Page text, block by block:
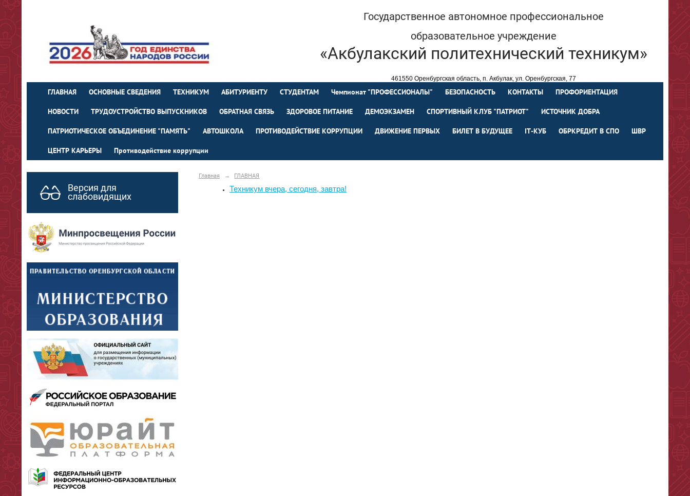
Государственное автономное профессиональное
образовательное учреждение
«Акбулакский политехнический техникум»
461550 Оренбургская область, п. Акбулак, ул. Оренбургская, 77
ГЛАВНАЯ ОСНОВНЫЕ СВЕДЕНИЯ ТЕХНИКУМ АБИТУРИЕНТУ СТУДЕНТАМ Чемпионат "ПРОФЕССИОНАЛЫ" БЕЗОПАСНОСТЬ КОНТАКТЫ ПРОФОРИЕНТАЦИЯ
НОВОСТИ ТРУДОУСТРОЙСТВО ВЫПУСКНИКОВ ОБРАТНАЯ СВЯЗЬ ЗДОРОВОЕ ПИТАНИЕ ДЕМОЭКЗАМЕН СПОРТИВНЫЙ КЛУБ "ПАТРИОТ" ИСТОЧНИК ДОБРА
ПАТРИОТИЧЕСКОЕ ОБЪЕДИНЕНИЕ "ПАМЯТЬ" АВТОШКОЛА ПРОТИВОДЕЙСТВИЕ КОРРУПЦИИ ДВИЖЕНИЕ ПЕРВЫХ БИЛЕТ В БУДУЩЕЕ IТ-КУБ ОБРКРЕДИТ В СПО ШВР
ЦЕНТР КАРЬЕРЫ Противодействие коррупции
Версия для
слабовидящих
Главная → ГЛАВНАЯ
Техникум вчера, сегодня, завтра!